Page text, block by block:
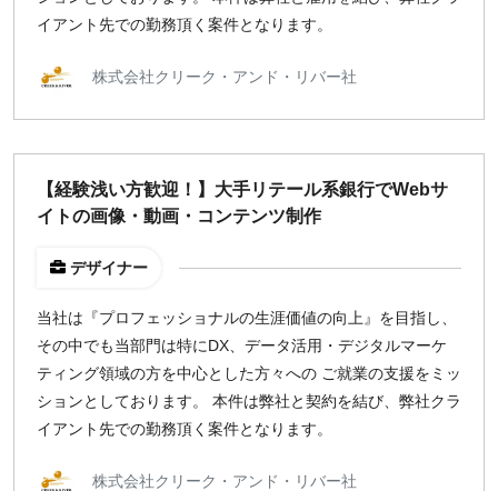
イアント先での勤務頂く案件となります。
株式会社クリーク・アンド・リバー社
【経験浅い方歓迎！】大手リテール系銀行でWebサ
イトの画像・動画・コンテンツ制作
デザイナー
当社は『プロフェッショナルの生涯価値の向上』を目指し、
その中でも当部門は特にDX、データ活用・デジタルマーケ
ティング領域の方を中心とした方々への ご就業の支援をミッ
ションとしております。 本件は弊社と契約を結び、弊社クラ
イアント先での勤務頂く案件となります。
株式会社クリーク・アンド・リバー社